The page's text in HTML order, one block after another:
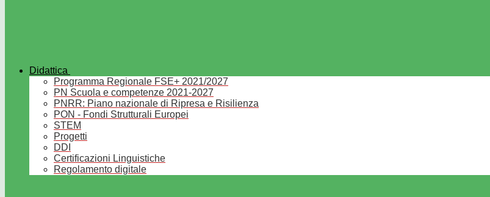
Didattica
Programma Regionale FSE+ 2021/2027
PN Scuola e competenze 2021-2027
PNRR: Piano nazionale di Ripresa e Risilienza
PON - Fondi Strutturali Europei
STEM
Progetti
DDI
Certificazioni Linguistiche
Regolamento digitale